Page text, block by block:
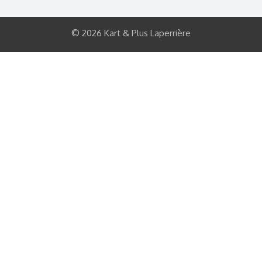
© 2026 Kart & Plus Laperrière